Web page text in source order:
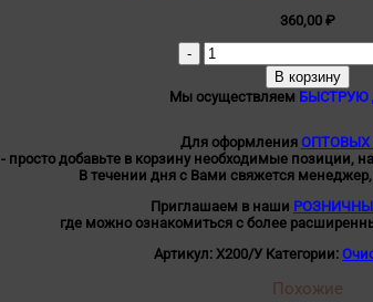
360,00 ₽
Количество
товара
Очиститель
универсальный
В корзину
Мы осуществляем БЫСТРУЮ
Для оформления ОПТОВЫХ
- просто добавьте в корзину необходимые позиции,
В течении дня с Вами свяжется
Приглашаем в наши
где можно ознакомиться с более
Артикул: Х200/У Категории:
Похожие